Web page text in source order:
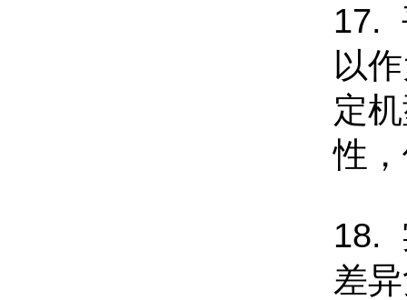
17.
以
定
性
18.
差